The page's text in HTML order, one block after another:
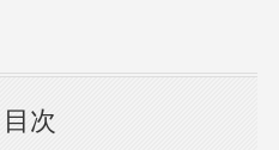
目次